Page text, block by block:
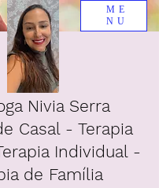
Nivia Serra
Casal - Terapia
Individual -
de Família
ME
NU